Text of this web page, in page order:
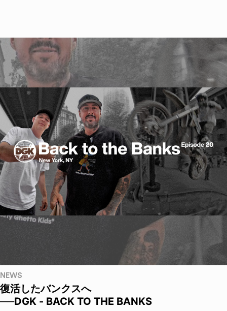
NEWS
復活したバンクスへ
──DGK - BACK TO THE BANKS